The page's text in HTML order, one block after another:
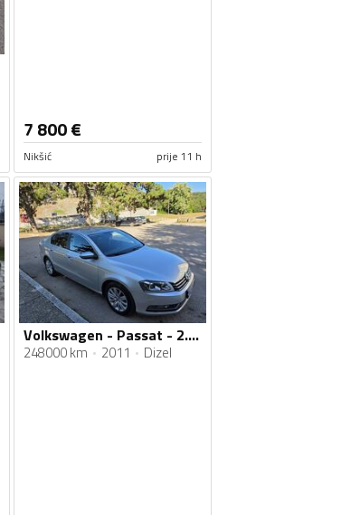
7 800€
Nikšić prije 11 h
Volkswagen - Passat - 2.0 tdi
248000 km 2011 Dizel